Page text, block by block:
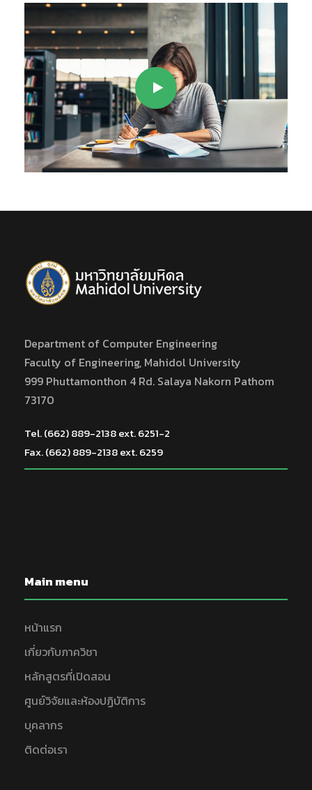
Department of Computer Engineering
Faculty of Engineering, Mahidol University
999 Phuttamonthon 4 Rd. Salaya Nakorn Pathom
73170
Tel. (662) 889-2138 ext. 6251-2
Fax. (662) 889-2138 ext. 6259
Main menu
หน้าแรก
เกี่ยวกับภาควิชา
หลักสูตรที่เปิดสอน
ศูนย์วิจัยและห้องปฏิบัติการ
บุคลากร
ติดต่อเรา